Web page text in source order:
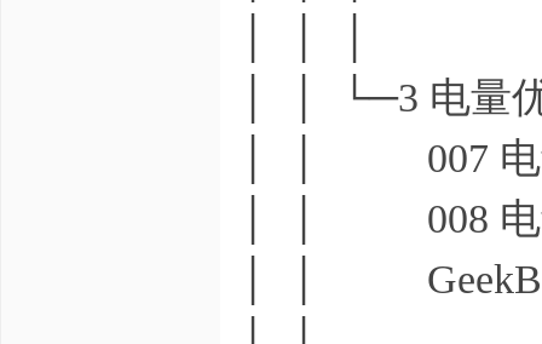
│ │ └─3 电量
│ │ 007 电
│ │ 008 电
│ │